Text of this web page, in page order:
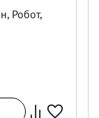
, Робот,